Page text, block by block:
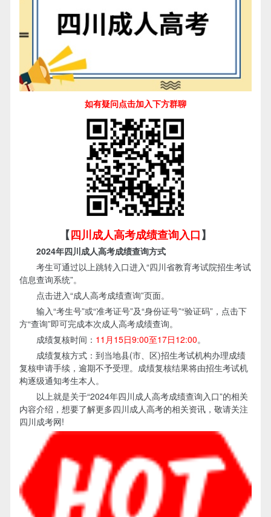
如有疑问点击加入下方群聊
【四川成人高考成绩查询入口】
2024年四川成人高考成绩查询方式
考生可通过以上跳转入口进入“四川省教育考试院招生考试
信息查询系统”。
点击进入“成人高考成绩查询”页面。
输入“考生号”或“准考证号”及“身份证号”“验证码”，点击下
方“查询”即可完成本次成人高考成绩查询。
成绩复核时间： 11月15日9:00至17日12:00。
成绩复核方式：到当地县(市、区)招生考试机构办理成绩
复核申请手续，逾期不予受理。成绩复核结果将由招生考试机
构逐级通知考生本人。
以上就是关于“2024年四川成人高考成绩查询入口”的相关
内容介绍，想要了解更多四川成人高考的相关资讯，敬请关注
四川成考网!